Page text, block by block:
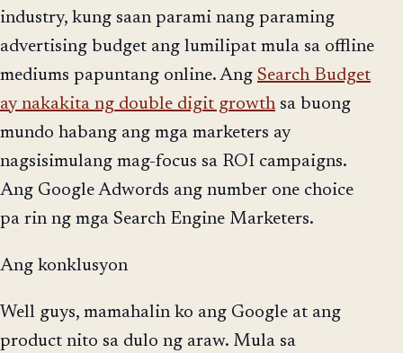
industry, kung saan parami nang paraming
advertising budget ang lumilipat mula sa offline
mediums papuntang online. Ang Search Budget
ay nakakita ng double digit growthsa buong
mundo habang ang mga marketers ay
nagsisimulang mag-focus sa ROI campaigns.
Ang Google Adwords ang number one choice
pa rin ng mga Search Engine Marketers.
Ang konklusyon
Well guys, mamahalin ko ang Google at ang
product nito sa dulo ng araw. Mula sa